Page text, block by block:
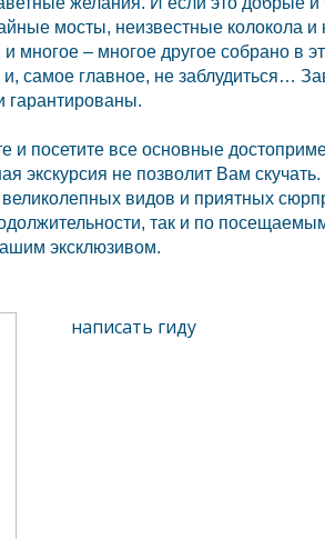
мосты, неизвестные колокола
многое – многое другое собрано в
и, самое главное, не
гарантированы.
посетите все основные
экскурсия не позволит Вам
видов и приятных
так и по
эксклюзивом.
написать гиду